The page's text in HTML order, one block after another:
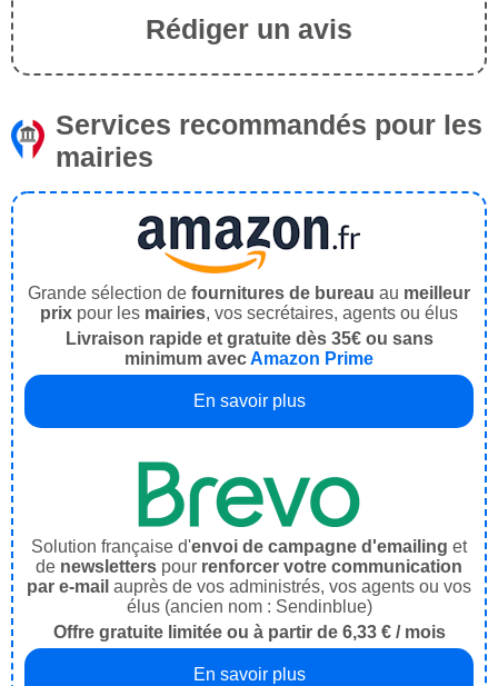
Rédiger un avis
Services recommandés pour les
mairies
Grande sélection de fournitures de bureau au meilleur
prix pour les mairies, vos secrétaires, agents ou élus
Livraison rapide et gratuite dès 35€ ou sans
minimum avecAmazon Prime
En savoir plus
Solution française d'envoi de campagne d'emailing et
de newsletters pour renforcer votre communication
par e-mail auprès de vos administrés, vos agents ou vos
élus (ancien nom : Sendinblue)
Offre gratuite limitée ou à partir de 6,33 € / mois
En savoir plus